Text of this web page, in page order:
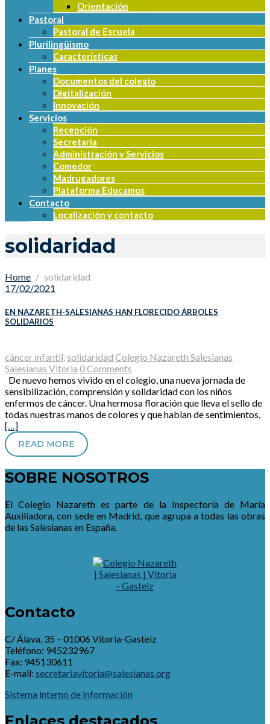
Orientación
Pastoral
Pastoral de Escuela
Plurilingüismo
Características
Planes
Documentos del colegio
Digitalización
Innovación
Servicios
Recepción
Secretaría
Administración y Servicios
Comedor
Madrugadores
Plataforma Educamos
Contacto
Localización y contacto
solidaridad
Home
solidaridad
17/02/2021
EN NAZARETH-SALESIANAS HAN FLORECIDO ÁRBOLES
SOLIDARIOS
cáncer infantil,solidaridad Colegio Nazareth Salesianas
Salesianas Vitoria 0 Comments
De nuevo hemos vivido en el colegio, una nueva jornada de
sensibilización, comprensión y solidaridad con los niños
enfermos de cáncer. Una hermosa floración que lleva el sello de
todas nuestras manos de colores y que hablan de sentimientos,
[…]
READ MORE
SOBRE NOSOTROS
El Colegio Nazareth es parte de la Inspectoría de María
Auxiliadora, con sede en Madrid, que agrupa a todas las obras
de las Salesianas en España.
Contacto
C/ Álava, 35 – 01006 Vitoria-Gasteiz
Teléfono: 945232967
Fax: 945130611
E-mail: secretariavitoria@salesianas.org
Sistema interno de información